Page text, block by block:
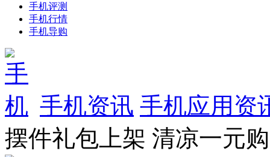
手机评测
手机行情
手机导购
手机资讯 手机应用资
摆件礼包上架 清凉一元